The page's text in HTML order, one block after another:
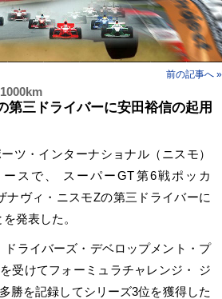
前の記事へ »
第三ドライバーに安田裕信の起用
ツ・インターナショナル（ニスモ）
スで、 スーパーGT第6戦ポッカ
ナヴィ・ニスモZの第三ドライバーに
発表した。
ドライバーズ・デベロップメント・プ
受けてフォーミュラチャレンジ・ ジ
勝を記録してシリーズ3位を獲得した